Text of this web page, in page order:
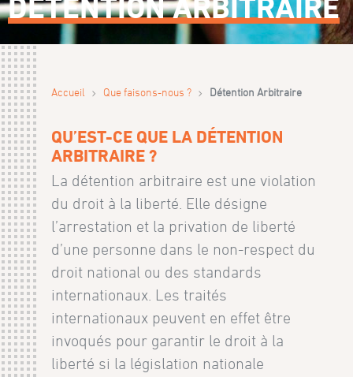
DÉTENTION ARBITRAIRE
Accueil › Que faisons-nous ? › Détention Arbitraire
QU’EST-CE QUE LA DÉTENTION
ARBITRAIRE ?
La détention arbitraire est une violation
du droit à la liberté. Elle désigne
l’arrestation et la privation de liberté
d’une personne dans le non-respect du
droit national ou des standards
internationaux. Les traités
internationaux peuvent en effet être
invoqués pour garantir le droit à la
liberté si la législation nationale